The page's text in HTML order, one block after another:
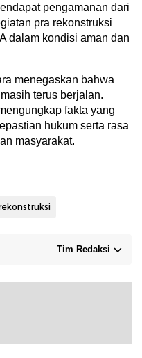
pengamanan dari
pra rekonstruksi
dalam kondisi aman dan
menegaskan bahwa
terus berjalan.
fakta yang
hukum serta rasa
masyarakat.
Tim Redaksi